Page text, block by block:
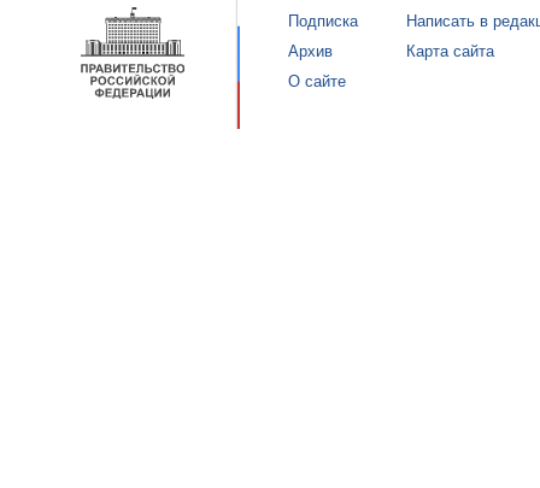
Подписка
Архив
О сайте
Написать в
Карта сайта